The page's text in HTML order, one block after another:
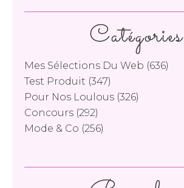
Catégories
Mes Sélections Du Web (636)
Test Produit (347)
Pour Nos Loulous (326)
Concours (292)
Mode & Co (256)